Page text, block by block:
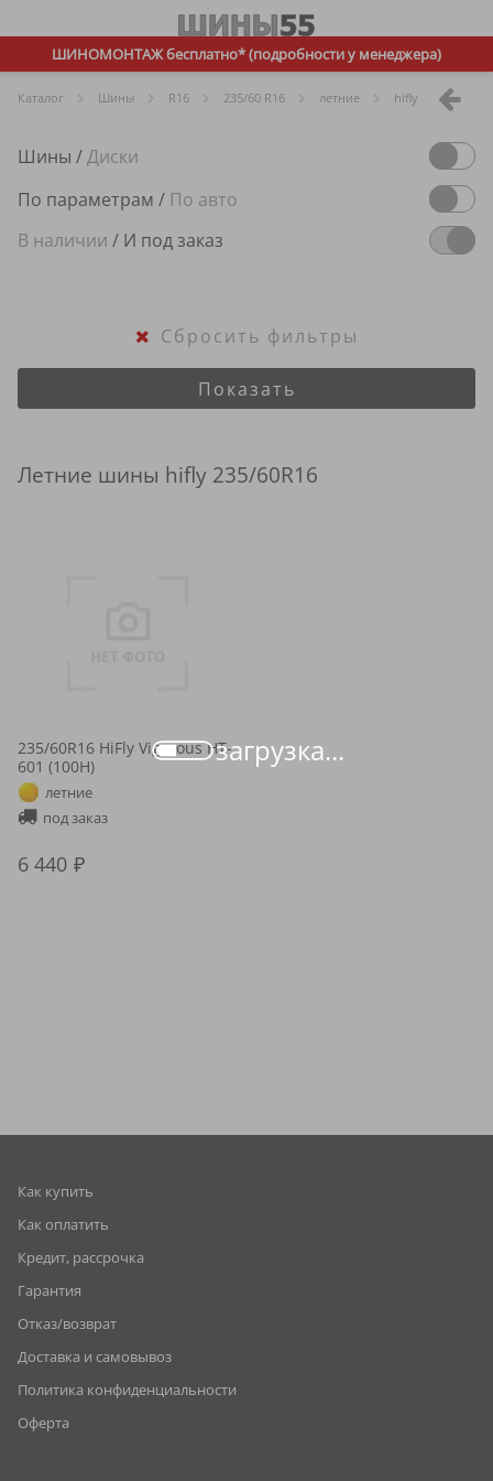
ШИНОМОНТАЖ бесплатно* (подробности у менеджера)
Каталог Шины R16 235/60 R16 летние hifly
Шины /Диски
По параметрам / По авто
В наличии / И под заказ
загрузка...
Показать
Сбросить фильтры
Летние шины hifly 235/60R16
235/60R16 HiFly Vigorous HT-
601 (100H)
летние
под заказ
6 440
Как купить
Как оплатить
Кредит, рассрочка
Гарантия
Отказ/возврат
Доставка и самовывоз
Политика конфиденциальности
Оферта